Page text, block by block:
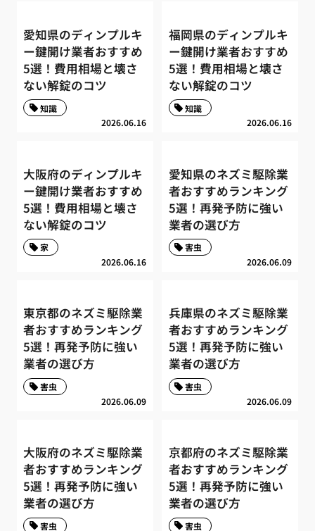
愛知県のディンプルキ
ー鍵開け業者おすすめ
5選！費用相場と壊さ
ない解錠のコツ
2026.06.16
知識
福岡県のディンプルキ
ー鍵開け業者おすすめ
5選！費用相場と壊さ
ない解錠のコツ
2026.06.16
知識
大阪府のディンプルキ
ー鍵開け業者おすすめ
5選！費用相場と壊さ
ない解錠のコツ
2026.06.16
家
愛知県のネズミ駆除業
者おすすめランキング
5選！再発予防に強い
業者の選び方
2026.06.09
害虫
東京都のネズミ駆除業
者おすすめランキング
5選！再発予防に強い
業者の選び方
2026.06.09
害虫
兵庫県のネズミ駆除業
者おすすめランキング
5選！再発予防に強い
業者の選び方
2026.06.09
害虫
大阪府のネズミ駆除業
者おすすめランキング
5選！再発予防に強い
業者の選び方
害虫
京都府のネズミ駆除業
者おすすめランキング
5選！再発予防に強い
業者の選び方
害虫